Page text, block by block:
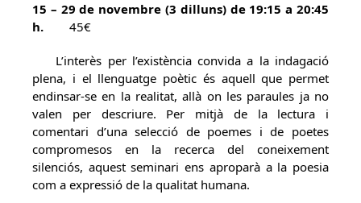
15 – 29 de novembre (3 dilluns) de 19:15 a 20:45
h.
45€
L’interès per l’existència convida a la indagació
plena, i el llenguatge poètic és aquell que permet
endinsar-se en la realitat, allà on les paraules ja no
valen per descriure. Per mitjà de la lectura i
comentari d’una selecció de poemes i de poetes
compromesos en la recerca del coneixement
silenciós, aquest seminari ens aproparà a la poesia
com a expressió de la qualitat humana.